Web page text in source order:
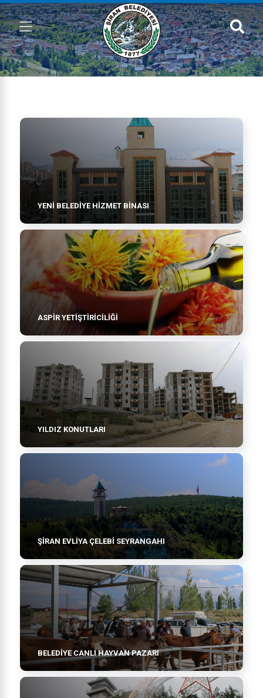
YENI BELEDIYE HIZMET BINASI
ASPIR YETIŞTIRICILIĞI
YILDIZ KONUTLARI
ŞIRAN EVLIYA ÇELEBI SEYRANGAHI
BELEDİYE CANLI HAYVAN PAZARI